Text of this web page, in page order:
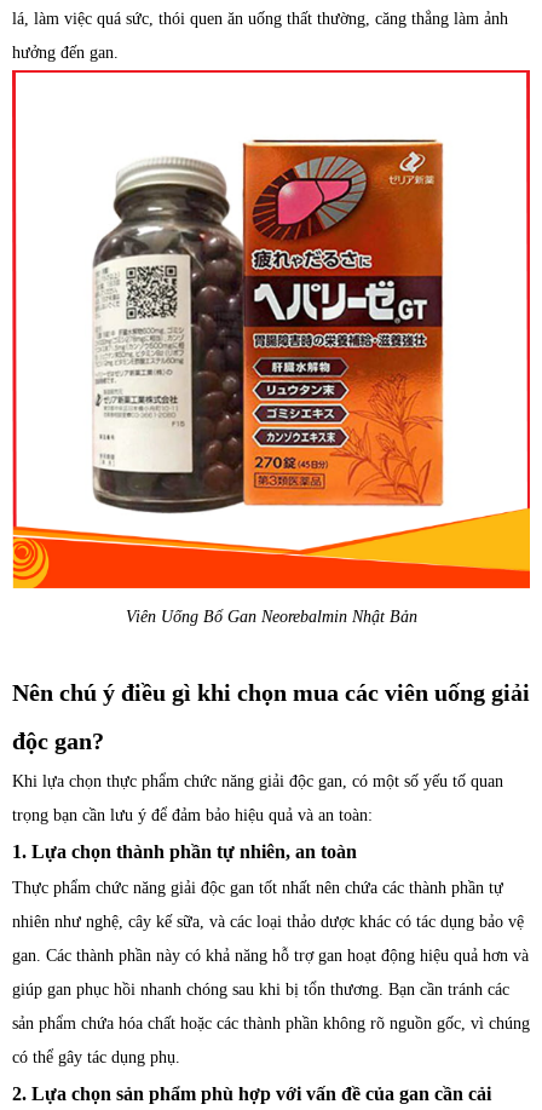
lá, làm việc quá sức, thói quen ăn uống thất thường, căng thẳng làm ảnh
hưởng đến gan.
Viên Uống Bổ Gan Neorebalmin Nhật Bản
Nên chú ý điều gì khi chọn mua các viên uống giải
độc gan?
Khi lựa chọn thực phẩm chức năng giải độc gan, có một số yếu tố quan
trọng bạn cần lưu ý để đảm bảo hiệu quả và an toàn:
1. Lựa chọn thành phần tự nhiên, an toàn
Thực phẩm chức năng giải độc gan tốt nhất nên chứa các thành phần tự
nhiên như nghệ, cây kế sữa, và các loại thảo dược khác có tác dụng bảo vệ
gan. Các thành phần này có khả năng hỗ trợ gan hoạt động hiệu quả hơn và
giúp gan phục hồi nhanh chóng sau khi bị tổn thương. Bạn cần tránh các
sản phẩm chứa hóa chất hoặc các thành phần không rõ nguồn gốc, vì chúng
có thể gây tác dụng phụ.
2. Lựa chọn sản phẩm phù hợp với vấn đề của gan cần cải